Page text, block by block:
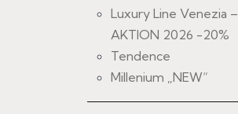
Luxury Line Venezia –
AKTION 2026 -20%
Tendence
Millenium „NEW“